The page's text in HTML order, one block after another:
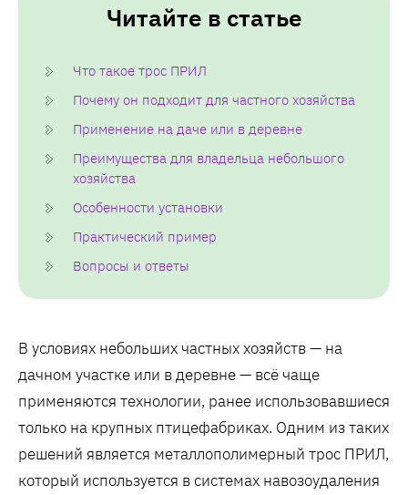
Читайте в статье
Что такое трос ПРИЛ
Почему он подходит для частного хозяйства
Применение на даче или в деревне
Преимущества для владельца небольшого
хозяйства
Особенности установки
Практический пример
Вопросы и ответы
В условиях небольших частных хозяйств — на
дачном участке или в деревне — всё чаще
применяются технологии, ранее использовавшиеся
только на крупных птицефабриках. Одним из таких
решений является металлополимерный трос ПРИЛ,
который используется в системах навозоудаления